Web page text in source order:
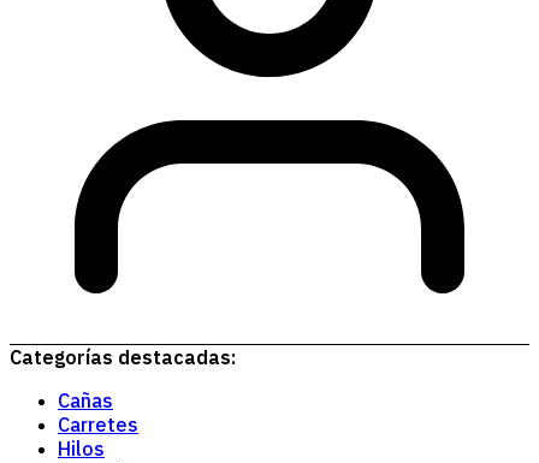
Categorías destacadas:
Cañas
Carretes
Hilos